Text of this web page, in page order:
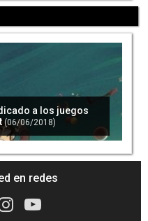
a los juegos
(06/06/2018)
en redes